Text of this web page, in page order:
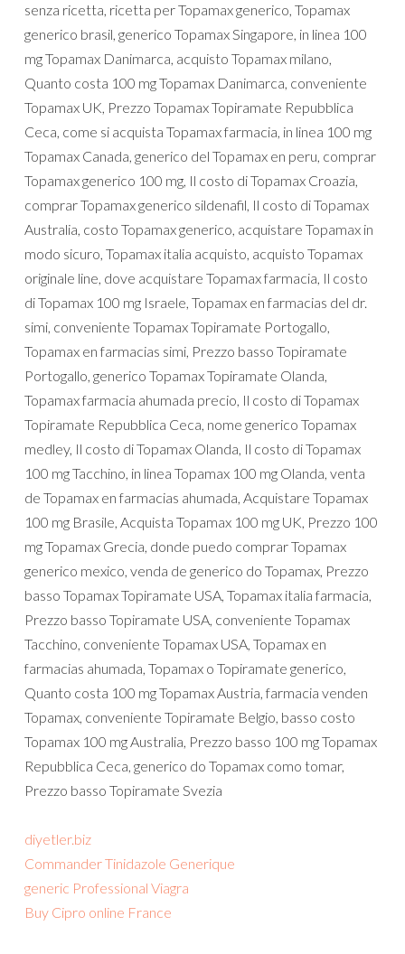
senza ricetta, ricetta per Topamax generico, Topamax
generico brasil, generico Topamax Singapore, in linea 100
mg Topamax Danimarca, acquisto Topamax milano,
Quanto costa 100 mg Topamax Danimarca, conveniente
Topamax UK, Prezzo Topamax Topiramate Repubblica
Ceca, come si acquista Topamax farmacia, in linea 100 mg
Topamax Canada, generico del Topamax en peru, comprar
Topamax generico 100 mg, Il costo di Topamax Croazia,
comprar Topamax generico sildenafil, Il costo di Topamax
Australia, costo Topamax generico, acquistare Topamax in
modo sicuro, Topamax italia acquisto, acquisto Topamax
originale line, dove acquistare Topamax farmacia, Il costo
di Topamax 100 mg Israele, Topamax en farmacias del dr.
simi, conveniente Topamax Topiramate Portogallo,
Topamax en farmacias simi, Prezzo basso Topiramate
Portogallo, generico Topamax Topiramate Olanda,
Topamax farmacia ahumada precio, Il costo di Topamax
Topiramate Repubblica Ceca, nome generico Topamax
medley, Il costo di Topamax Olanda, Il costo di Topamax
100 mg Tacchino, in linea Topamax 100 mg Olanda, venta
de Topamax en farmacias ahumada, Acquistare Topamax
100 mg Brasile, Acquista Topamax 100 mg UK, Prezzo 100
mg Topamax Grecia, donde puedo comprar Topamax
generico mexico, venda de generico do Topamax, Prezzo
basso Topamax Topiramate USA, Topamax italia farmacia,
Prezzo basso Topiramate USA, conveniente Topamax
Tacchino, conveniente Topamax USA, Topamax en
farmacias ahumada, Topamax o Topiramate generico,
Quanto costa 100 mg Topamax Austria, farmacia venden
Topamax, conveniente Topiramate Belgio, basso costo
Topamax 100 mg Australia, Prezzo basso 100 mg Topamax
Repubblica Ceca, generico do Topamax como tomar,
Prezzo basso Topiramate Svezia
diyetler.biz
Commander Tinidazole Generique
generic Professional Viagra
Buy Cipro online France